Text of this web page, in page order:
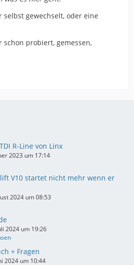
gewechselt, oder eine
probiert, gemessen,
R-Line von Linx
2023 um 17:14
V10 startet nicht mehr wenn er
2024 um 08:53
2024 um 19:26
+ Fragen
2024 um 10:44